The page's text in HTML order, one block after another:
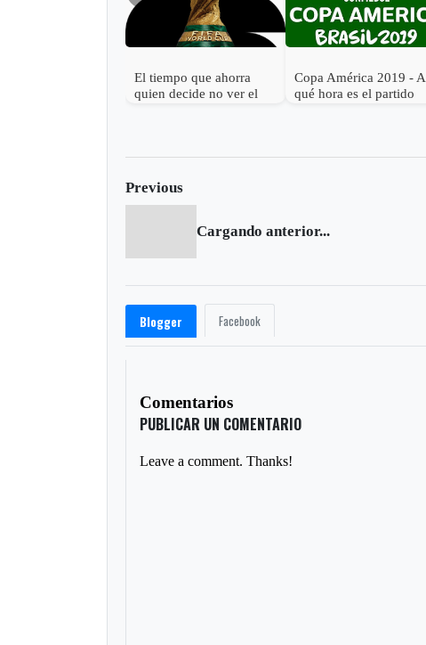
El tiempo que ahorra
quien decide no ver el
Copa América 2019 - A
qué hora es el partido
Previous
Cargando anterior...
Blogger Facebook
Comentarios
PUBLICAR UN COMENTARIO
Leave a comment. Thanks!